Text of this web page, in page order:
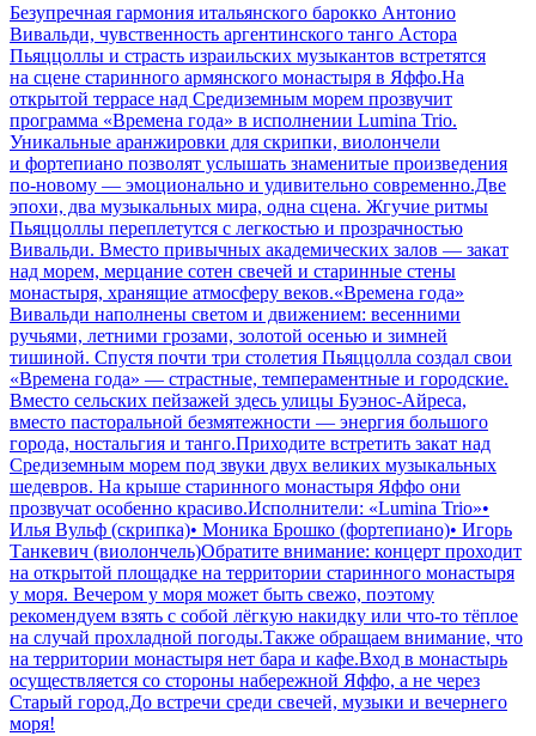
Безупречная гармония итальянского барокко Антонио
Вивальди, чувственность аргентинского танго Астора
Пьяццоллы и страсть израильских музыкантов встретятся
на сцене старинного армянского монастыря в Яффо.На
открытой террасе над Средиземным морем прозвучит
программа «Времена года» в исполнении Lumina Trio.
Уникальные аранжировки для скрипки, виолончели
и фортепиано позволят услышать знаменитые произведения
по-новому — эмоционально и удивительно современно.Две
эпохи, два музыкальных мира, одна сцена. Жгучие ритмы
Пьяццоллы переплетутся с легкостью и прозрачностью
Вивальди. Вместо привычных академических залов — закат
над морем, мерцание сотен свечей и старинные стены
монастыря, хранящие атмосферу веков.«Времена года»
Вивальди наполнены светом и движением: весенними
ручьями, летними грозами, золотой осенью и зимней
тишиной. Спустя почти три столетия Пьяццолла создал свои
«Времена года» — страстные, темпераментные и городские.
Вместо сельских пейзажей здесь улицы Буэнос-Айреса,
вместо пасторальной безмятежности — энергия большого
города, ностальгия и танго.Приходите встретить закат над
Средиземным морем под звуки двух великих музыкальных
шедевров. На крыше старинного монастыря Яффо они
прозвучат особенно красиво.Исполнители: «Lumina Trio»•
Илья Вульф (скрипка)• Моника Брошко (фортепиано)• Игорь
Танкевич (виолончель)Обратите внимание: концерт проходит
на открытой площадке на территории старинного монастыря
у моря. Вечером у моря может быть свежо, поэтому
рекомендуем взять с собой лёгкую накидку или что-то тёплое
на случай прохладной погоды.Также обращаем внимание, что
на территории монастыря нет бара и кафе.Вход в монастырь
осуществляется со стороны набережной Яффо, а не через
Старый город.До встречи среди свечей, музыки и вечернего
моря!